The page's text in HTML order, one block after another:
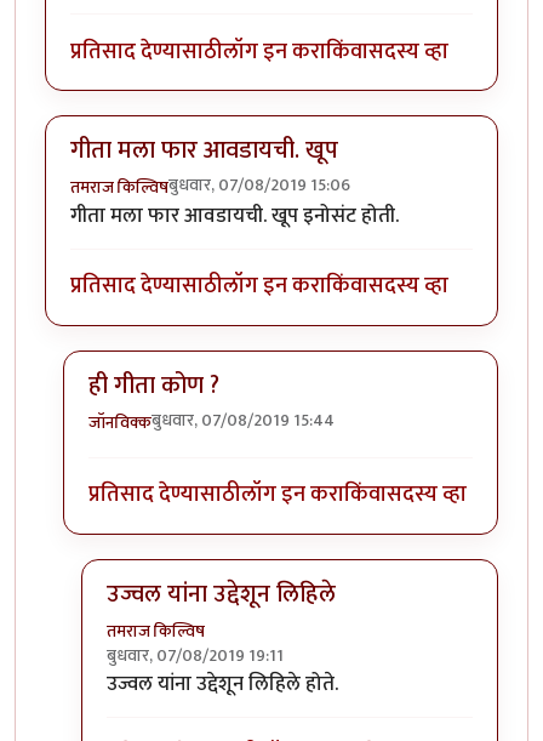
प्रतिसाद देण्यासाठीलॉग इन कराकिंवासदस्य व्हा
गीता मला फार आवडायची. खूप
तमराज किल्विषबुधवार, 07/08/2019 15:06
गीता मला फार आवडायची. खूप इनोसंट होती.
प्रतिसाद देण्यासाठीलॉग इन कराकिंवासदस्य व्हा
ही गीता कोण ?
जॉनविक्कबुधवार, 07/08/2019 15:44
प्रतिसाद देण्यासाठीलॉग इन कराकिंवासदस्य व्हा
उज्वल यांना उद्देशून लिहिले
तमराज किल्विष
बुधवार, 07/08/2019 19:11
In reply toही गीता कोण ?by
उज्वल यांना उद्देशून लिहिले होते.